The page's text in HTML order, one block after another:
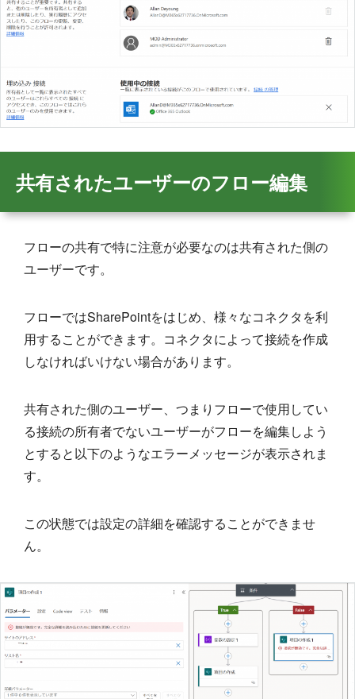
共有されたユーザーのフロー編集
フローの共有で特に注意が必要なのは共有された側の
ユーザーです。
フローではSharePointをはじめ、様々なコネクタを利
用することができます。コネクタによって接続を作成
しなければいけない場合があります。
共有された側のユーザー、つまりフローで使用してい
る接続の所有者でないユーザーがフローを編集しよう
とすると以下のようなエラーメッセージが表示されま
す。
この状態では設定の詳細を確認することができませ
ん。